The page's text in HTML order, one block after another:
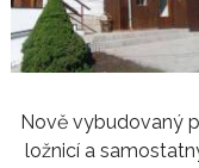
Nově vybudovaný
ložnicí a